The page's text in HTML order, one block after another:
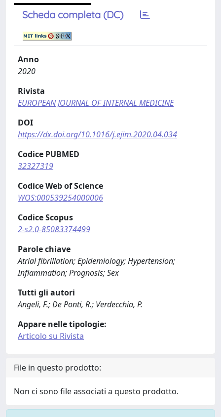
Scheda completa (DC)
Anno
2020
Rivista
EUROPEAN JOURNAL OF INTERNAL MEDICINE
DOI
https://dx.doi.org/10.1016/j.ejim.2020.04.034
Codice PUBMED
32327319
Codice Web of Science
WOS:000539254000006
Codice Scopus
2-s2.0-85083374499
Parole chiave
Atrial fibrillation; Epidemiology; Hypertension;
Inflammation; Prognosis; Sex
Tutti gli autori
Angeli, F.; De Ponti, R.; Verdecchia, P.
Appare nelle tipologie:
Articolo su Rivista
File in questo prodotto:
Non ci sono file associati a questo prodotto.